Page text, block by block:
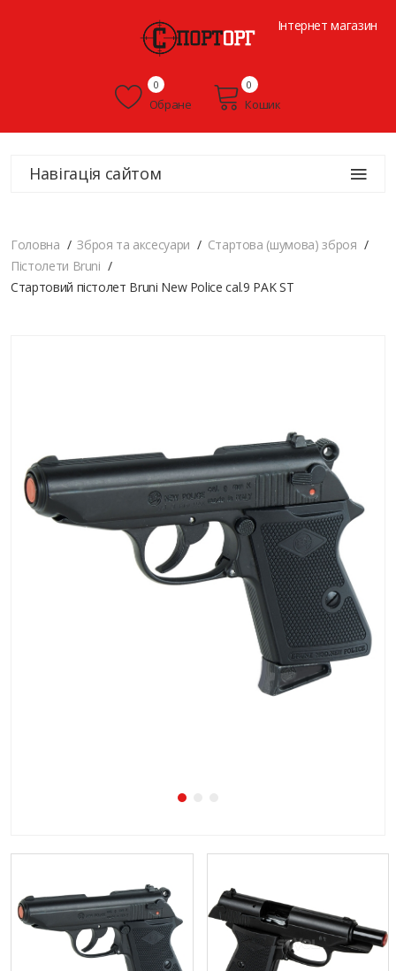
Інтернет магазин
Обране
0
Кошик
0
Навігація сайтом
Головна Зброя та аксесуари
Стартова (шумова) зброя
Пістолети Bruni
Стартовий пістолет Bruni New Police cal.9 PAK ST